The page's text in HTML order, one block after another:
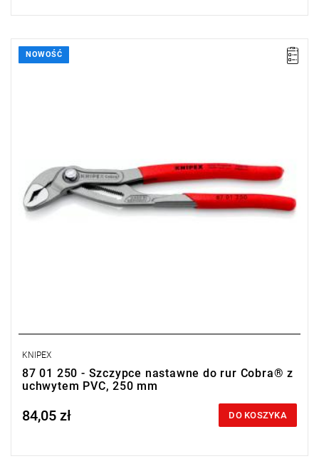
• Wymiary (dł. x szer. x wys.): 250 x 44 x 14 mm
NOWOŚĆ
KNIPEX
87 01 250 - Szczypce nastawne do rur Cobra® z
uchwytem PVC, 250 mm
Price tax included
84,05 zł DO KOSZYKA